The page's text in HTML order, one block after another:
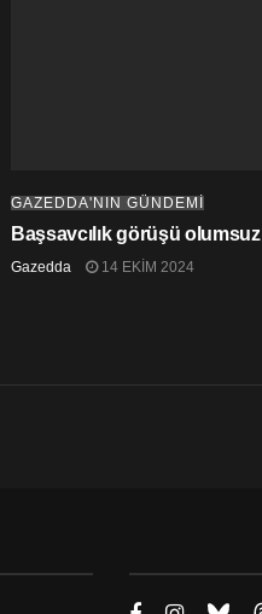
GAZEDDA'NIN GÜNDEMİ
Başsavcılık görüşü olumsuz
Gazedda 14 EKIM 2024